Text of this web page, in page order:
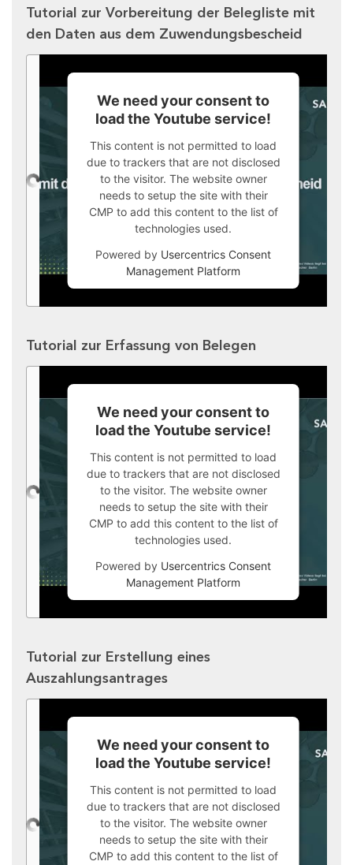
Tutorial zur Vorbereitung der Belegliste mit
den Daten aus dem Zuwendungsbescheid
We need your consent to
load the Youtube service!
This content is not permitted to load
due to trackers that are not disclosed
to the visitor. The website owner
needs to setup the site with their
CMP to add this content to the list of
technologies used.
Powered by Usercentrics Consent
Management Platform
Tutorial zur Erfassung von Belegen
We need your consent to
load the Youtube service!
This content is not permitted to load
due to trackers that are not disclosed
to the visitor. The website owner
needs to setup the site with their
CMP to add this content to the list of
technologies used.
Powered by Usercentrics Consent
Management Platform
Tutorial zur Erstellung eines
Auszahlungsantrages
We need your consent to
load the Youtube service!
This content is not permitted to load
due to trackers that are not disclosed
to the visitor. The website owner
needs to setup the site with their
CMP to add this content to the list of